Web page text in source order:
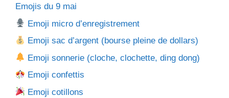
Emojis du 9 mai
Emoji micro d’enregistrement
Emoji sac d’argent (bourse pleine de dollars)
Emoji sonnerie (cloche, clochette, ding dong)
Emoji confettis
Emoji cotillons